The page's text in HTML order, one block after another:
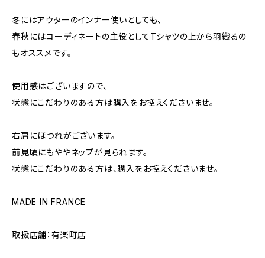
冬にはアウターのインナー使いとしても、
春秋にはコーディネートの主役としてTシャツの上から羽織るの
もオススメです。
使用感はございますので、
状態にこだわりのある方は購入をお控えくださいませ。
右肩にほつれがございます。
前見頃にもややネップが見られます。
状態にこだわりのある方は、購入をお控えくださいませ。
MADE IN FRANCE
取扱店舗：有楽町店